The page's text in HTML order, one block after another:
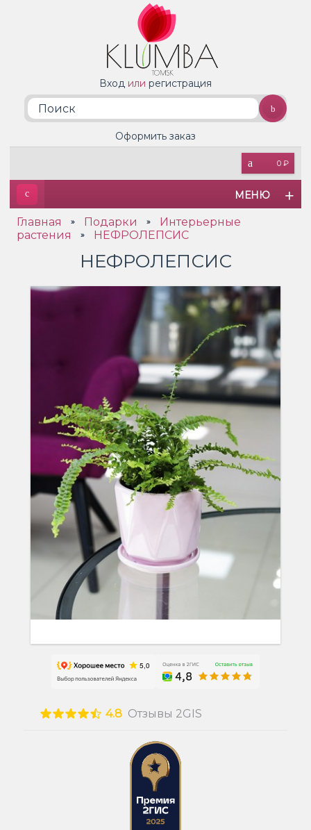
Вход или регистрация
0 ₽
Оформить заказ
МЕНЮ
Главная » Подарки »
Интерьерные
растения
» НЕФРОЛЕПСИС
НЕФРОЛЕПСИС
4.8 Отзывы 2GIS